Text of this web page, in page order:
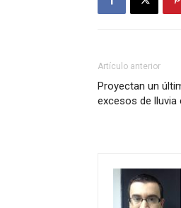
Artículo anterior
Proyectan un
excesos de lluvia